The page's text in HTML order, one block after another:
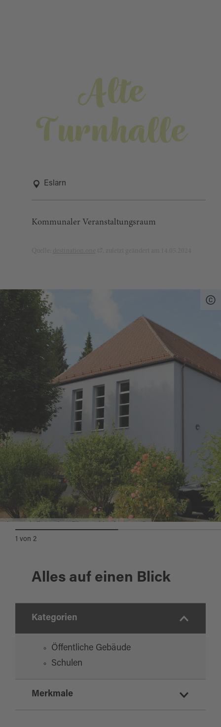
Alte
Turnhalle
Eslarn
Kommunaler Veranstaltungsraum
1 von2
Alles auf einen Blick
Kategorien
Öffentliche Gebäude
Schulen
Merkmale